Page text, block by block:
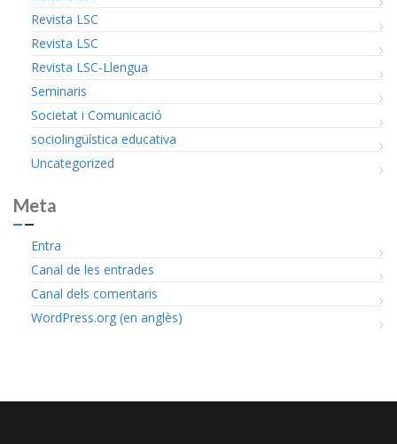
Revista LSC
Revista LSC
Revista LSC-Llengua
Seminaris
Societat i Comunicació
sociolingüística educativa
Uncategorized
Meta
Entra
Canal de les entrades
Canal dels comentaris
WordPress.org (en anglès)